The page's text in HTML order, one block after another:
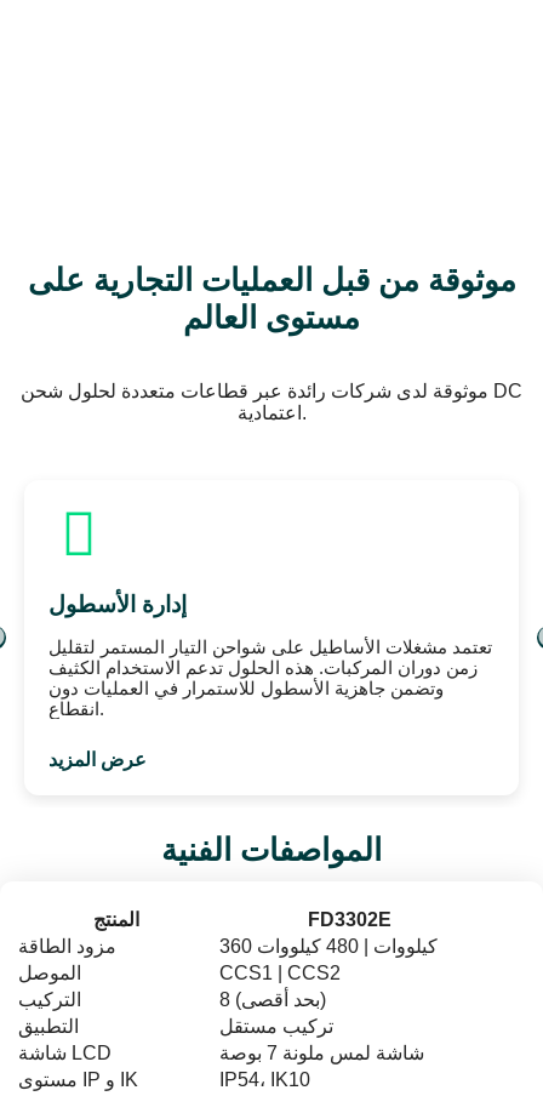
موثوقة من قبل العمليات التجارية على
مستوى العالم
موثوقة لدى شركات رائدة عبر قطاعات متعددة لحلول شحن DC
اعتمادية.
تعتمد
وكلاء السيارات
شواحن التيار المستمر عمل المعارض من خلال شحن
العرض ومركبات العملاء، مما يعزز تجربة العملاء
ويظهر أداء السيارات الكهربائية في الواقع.
المواصفات الفنية
المنتج
FD3302E
مزود الطاقة
360 كيلووات | 480 كيلووات
الموصل
CCS1 | CCS2
التركيب
8 (بحد أقصى)
التطبيق
تركيب مستقل
شاشة LCD
شاشة لمس ملونة 7 بوصة
مستوى IP و IK
IP54، IK10